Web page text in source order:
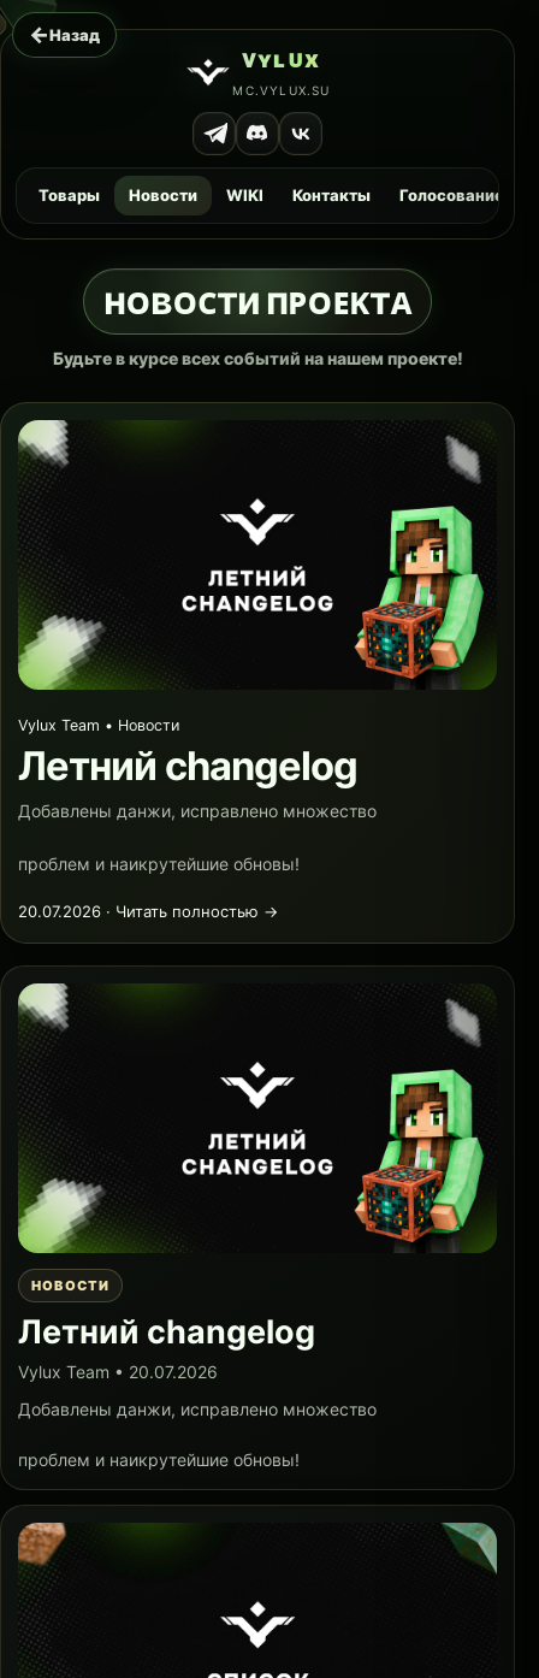
ᴠʏʟᴜx
MC.VYLUX.SU
Товары Новости WIKI Контакты Голосование
←Назад
ʜᴏʙᴏᴄти пᴘᴏᴇᴋтᴀ
Будьте в курсе всех событий на нашем проекте!
Vylux Team • Новости
Летний changelog
Добавлены данжи, исправлено множество
проблем и наикрутейшие обновы!
20.07.2026 · Читать полностью →
НОВОСТИ
Летний changelog
Vylux Team • 20.07.2026
Добавлены данжи, исправлено множество
проблем и наикрутейшие обновы!